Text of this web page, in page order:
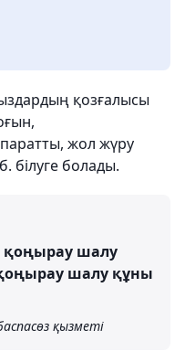
қозғалысы
жол жүру
білуге болады.
қоңырау шалу
шалу құны
қызметі